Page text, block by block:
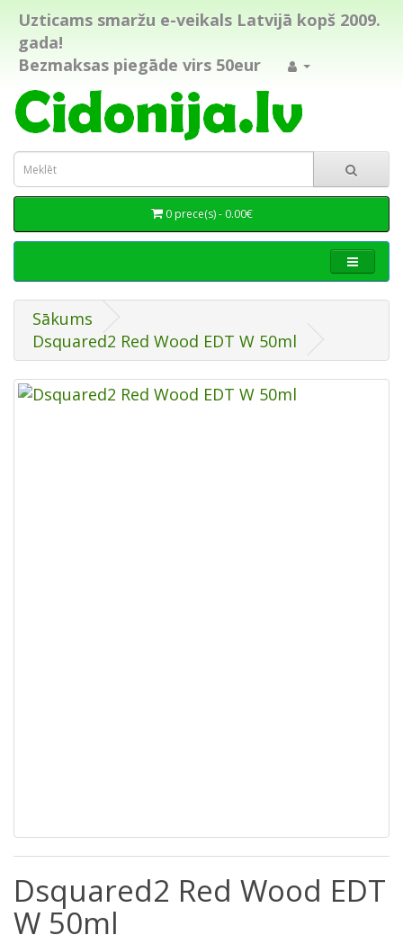
Uzticams smaržu e-veikals Latvijā kopš 2009.
gada!
Bezmaksas piegāde virs 50eur
0 prece(s) - 0.00€
Sākums
Dsquared2 Red Wood EDT W 50ml
Dsquared2 Red Wood EDT
W 50ml